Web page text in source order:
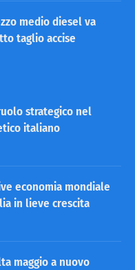
medio diesel va
taglio accise
strategico nel
italiano
economia mondiale
in lieve crescita
maggio a nuovo